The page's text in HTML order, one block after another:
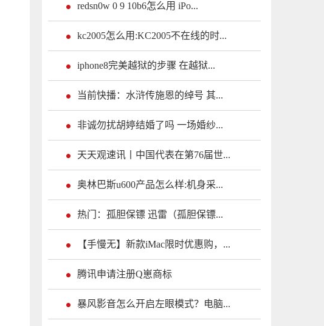
redsn0w 0 9 10b6怎么用 iPo...
kc2005怎么用:KC2005不在线的时...
iphone8完美越狱的步骤 在越狱...
当前快播：水浒传施恩的绰号 其...
非诚勿扰胡婷结婚了吗 一场婚纱...
天天观速讯丨中国代表在第76届世...
奥林巴斯u600产品怎么样:机身采...
热门：孤胆保镖 迅雷（孤胆保镖...
【手慢无】新款iMac限时优惠购，...
腾讯申请注册Q崽商标
暴风影音怎么开启左眼模式？电脑...